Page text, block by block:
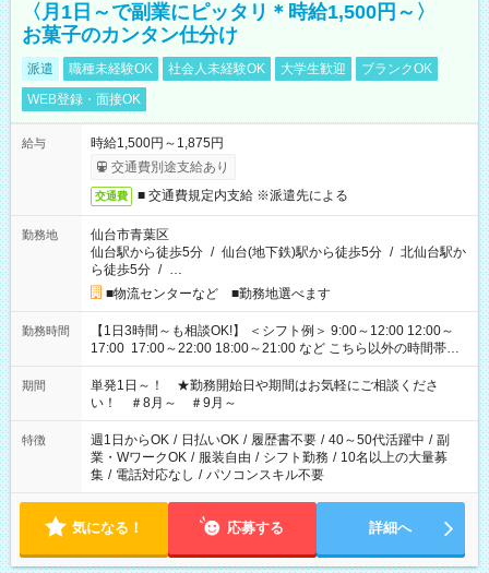
〈月1日～で副業にピッタリ＊時給1,500円～〉
お菓子のカンタン仕分け
派遣 職種未経験OK 社会人未経験OK 大学生歓迎
ブランクOK
WEB登録・面接OK
給与
時給1,500円～1,875円
交通費別途支給あり
交通費 ■ 交通費規定内支給 ※派遣先による
勤務地
仙台市青葉区
仙台駅から徒歩5分 / 仙台(地下鉄)駅から徒歩5分 / 北仙台駅か
ら徒歩5分 / …
■物流センターなど ■勤務地選べます
勤務時間
【1日3時間～も相談OK!】 ＜シフト例＞ 9:00～12:00 12:00～
17:00 17:00～22:00 18:00～21:00 など こちら以外の時間帯も
お気軽にご相談ください！
期間
単発1日～！ ★勤務開始日や期間はお気軽にご相談くださ
い！ ＃8月～ ＃9月～
特徴 週1日からOK / 日払いOK / 履歴書不要 / 40～50代活躍中 / 副
業・WワークOK / 服装自由 / シフト勤務 / 10名以上の大量募
集 / 電話対応なし / パソコンスキル不要
気になる！ 応募する 詳細へ